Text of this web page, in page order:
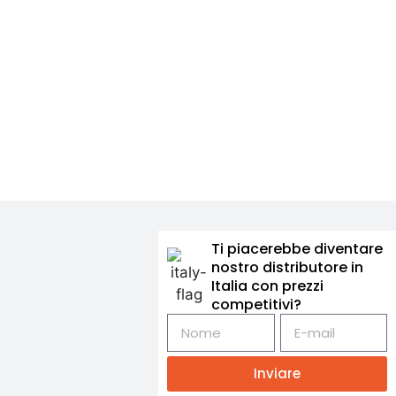
Ti piacerebbe diventare
nostro distributore in
Italia con prezzi
competitivi?
Inviare